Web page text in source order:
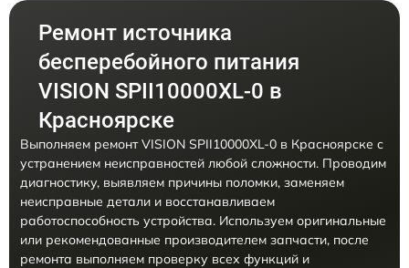
Ремонт источника
бесперебойного питания
VISION SPII10000XL-0 в
Красноярске
Выполняем ремонт VISION SPII10000XL-0 в Красноярске с
устранением неисправностей любой сложности. Проводим
диагностику, выявляем причины поломки, заменяем
неисправные детали и восстанавливаем
работоспособность устройства. Используем оригинальные
или рекомендованные производителем запчасти, после
ремонта выполняем проверку всех функций и